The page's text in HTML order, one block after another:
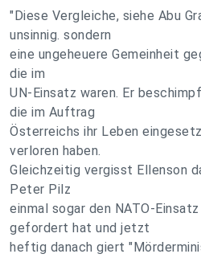
"Diese Vergleiche, siehe Abu
unsinnig. sondern
eine ungeheuere Gemeinheit
die im
UN-Einsatz waren. Er
die im Auftrag
Österreichs ihr Leben
verloren haben.
Gleichzeitig vergisst Ellenson
Peter Pilz
einmal sogar den NATO-
gefordert hat und jetzt
heftig danach giert